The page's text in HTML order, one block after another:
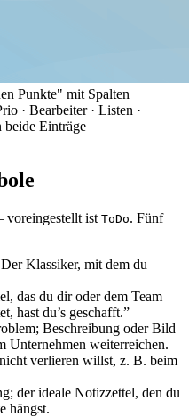
Punkte" mit Spalten
· Bearbeiter · Listen ·
Einträge
voreingestellt ist ToDo. Fünf
Klassiker, mit dem du
das du dir oder dem Team
hast du’s geschafft.”
Beschreibung oder Bild
Unternehmen weiterreichen.
verlieren willst, z. B. beim
der ideale Notizzettel, den du
hängst.